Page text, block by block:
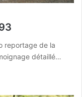
reportage de la
détaillé…